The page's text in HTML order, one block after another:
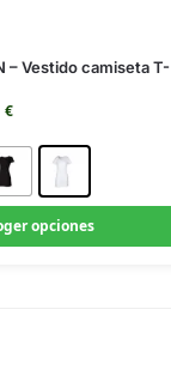
– Vestido camiseta T-
€
opciones